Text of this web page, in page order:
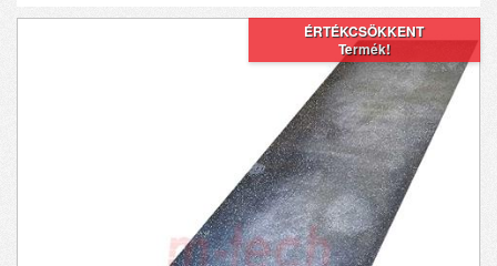
ÉRTÉKCSÖKKENT
Termék!